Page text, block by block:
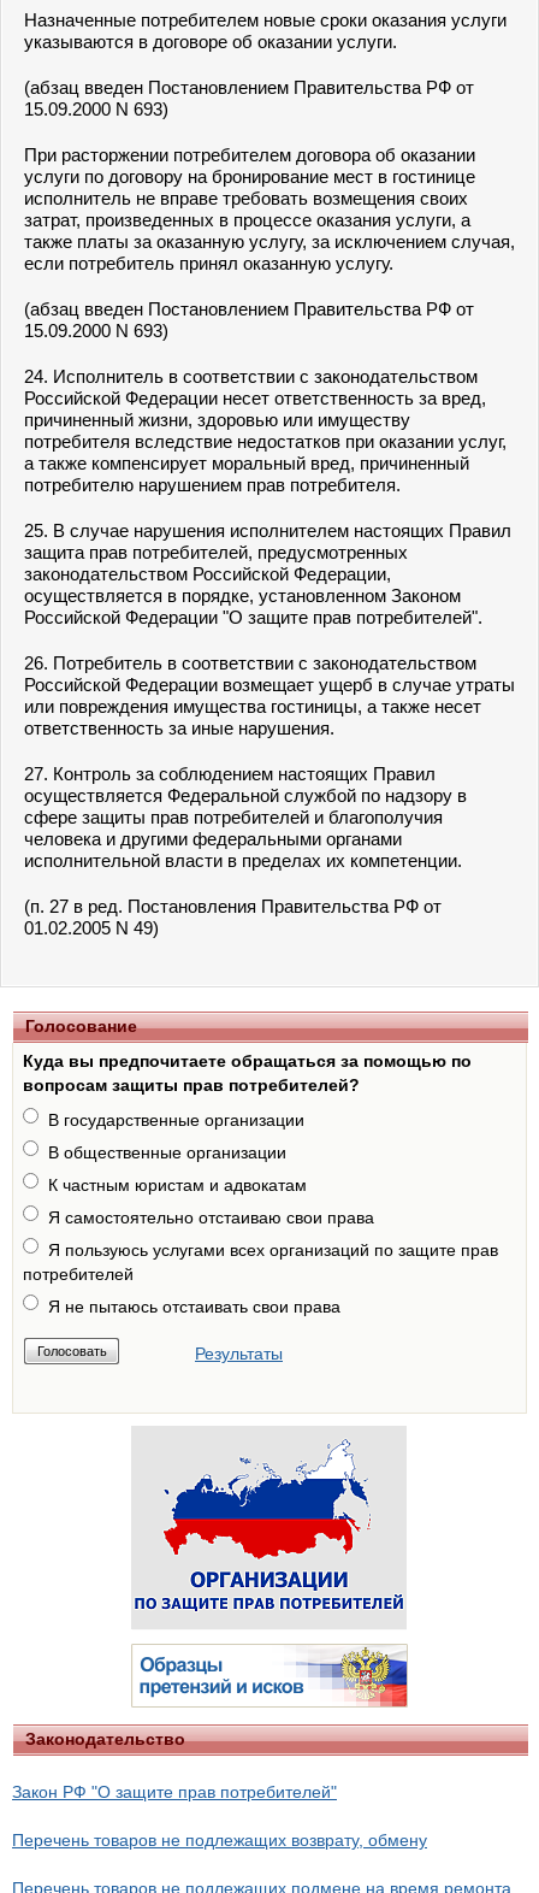
Назначенные потребителем новые сроки оказания услуги
указываются в договоре об оказании услуги.
(абзац введен Постановлением Правительства РФ от
15.09.2000 N 693)
При расторжении потребителем договора об оказании
услуги по договору на бронирование мест в гостинице
исполнитель не вправе требовать возмещения своих
затрат, произведенных в процессе оказания услуги, а
также платы за оказанную услугу, за исключением случая,
если потребитель принял оказанную услугу.
(абзац введен Постановлением Правительства РФ от
15.09.2000 N 693)
24. Исполнитель в соответствии с законодательством
Российской Федерации несет ответственность за вред,
причиненный жизни, здоровью или имуществу
потребителя вследствие недостатков при оказании услуг,
а также компенсирует моральный вред, причиненный
потребителю нарушением прав потребителя.
25. В случае нарушения исполнителем настоящих Правил
защита прав потребителей, предусмотренных
законодательством Российской Федерации,
осуществляется в порядке, установленном Законом
Российской Федерации "О защите прав потребителей".
26. Потребитель в соответствии с законодательством
Российской Федерации возмещает ущерб в случае утраты
или повреждения имущества гостиницы, а также несет
ответственность за иные нарушения.
27. Контроль за соблюдением настоящих Правил
осуществляется Федеральной службой по надзору в
сфере защиты прав потребителей и благополучия
человека и другими федеральными органами
исполнительной власти в пределах их компетенции.
(п. 27 в ред. Постановления Правительства РФ от
01.02.2005 N 49)
Голосование
Куда вы предпочитаете обращаться за помощью по
вопросам защиты прав потребителей?
В государственные организации
В общественные организации
К частным юристам и адвокатам
Я самостоятельно отстаиваю свои права
Я пользуюсь услугами всех организаций по защите прав
потребителей
Я не пытаюсь отстаивать свои права
Результаты
Законодательство
Закон РФ "О защите прав потребителей"
Перечень товаров не подлежащих возврату, обмену
Перечень товаров не подлежащих подмене на время ремонта